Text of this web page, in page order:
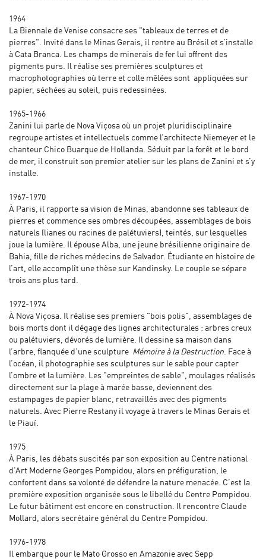
1964
La Biennale de Venise consacre ses "tableaux de terres et de
pierres". Invité dans le Minas Gerais, il rentre au Brésil et s’installe
à Cata Branca. Les champs de minerais de fer lui offrent des
pigments purs. Il réalise ses premières sculptures et
macrophotographies où terre et colle mêlées sont appliquées sur
papier, séchées au soleil, puis redessinées.
1965-1966
Zanini lui parle de Nova Viçosa où un projet pluridisciplinaire
regroupe artistes et intellectuels comme l’architecte Niemeyer et le
chanteur Chico Buarque de Hollanda. Séduit par la forêt et le bord
de mer, il construit son premier atelier sur les plans de Zanini et s’y
installe.
1967-1970
À Paris, il rapporte sa vision de Minas, abandonne ses tableaux de
pierres et commence ses ombres découpées, assemblages de bois
naturels (lianes ou racines de palétuviers), teintés, sur lesquelles
joue la lumière. Il épouse Alba, une jeune brésilienne originaire de
Bahia, fille de riches médecins de Salvador. Étudiante en histoire de
l’art, elle accomplît une thèse sur Kandinsky. Le couple se sépare
trois ans plus tard.
1972-1974
À Nova Viçosa. Il réalise ses premiers "bois polis", assemblages de
bois morts dont il dégage des lignes architecturales : arbres creux
ou palétuviers, dévorés de lumière. Il dessine sa maison dans
l’arbre, flanquée d’une sculpture Mémoire à la Destruction . Face à
l’océan, il photographie ses sculptures sur le sable pour capter
l’ombre et la lumière. Les "empreintes de sable", moulages réalisés
directement sur la plage à marée basse, deviennent des
estampages de papier blanc, retravaillés avec des pigments
naturels. Avec Pierre Restany il voyage à travers le Minas Gerais et
le Piauí.
1975
À Paris, les débats suscités par son exposition au Centre national
d’Art Moderne Georges Pompidou, alors en préfiguration, le
confortent dans sa volonté de défendre la nature menacée. C’est la
première exposition organisée sous le libellé du Centre Pompidou.
Le futur bâtiment est encore en construction. Il rencontre Claude
Mollard, alors secrétaire général du Centre Pompidou.
1976-1978
Il embarque pour le Mato Grosso en Amazonie avec Sepp